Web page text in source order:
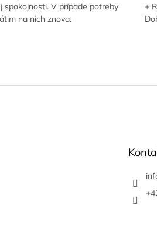
spokojnosti. V prípade potreby
na nich znova.
+